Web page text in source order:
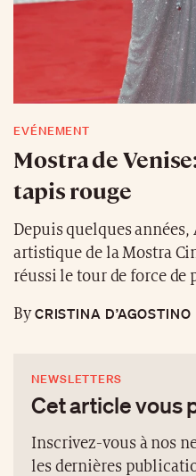
EVÉNEMENT
Mostra de
tapis rouge
Depuis quelques
artistique de la Mostra
réussi le tour de force de
ByCRISTINA D’AGOSTINO
NEWSLETTERS
Cet article vous
Inscrivez-vous à nos
les dernières